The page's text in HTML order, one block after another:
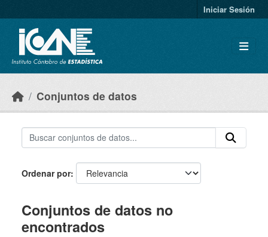
Iniciar Sesión
Conjuntos de datos
Ordenar por
Conjuntos de datos no
encontrados